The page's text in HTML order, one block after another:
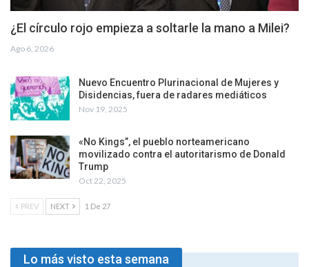
¿El círculo rojo empieza a soltarle la mano a Milei?
Ago 6, 2026
Nuevo Encuentro Plurinacional de Mujeres y
Disidencias, fuera de radares mediáticos
Nov 19, 2025
«No Kings”, el pueblo norteamericano
movilizado contra el autoritarismo de Donald
Trump
Oct 22, 2025
PREV NEXT 1 De 27
Lo más visto esta semana